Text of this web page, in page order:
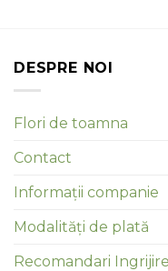
DESPRE NOI
Flori de toamna
Contact
Informații companie
Modalități de plată
Recomandari Ingrijire